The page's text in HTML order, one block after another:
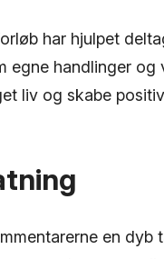
har hjulpet
egne handlinger
liv og skabe
en